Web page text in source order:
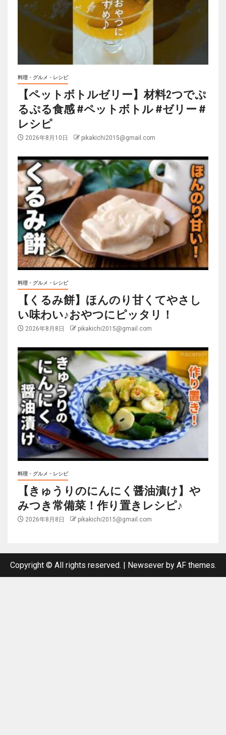
料理・グルメ・レシピ
【ペットボトルゼリー】材料2つでぷ
るぷる食感 #ペットボトル #ゼリー #
レシピ
2026年8月10日 pikakichi2015@gmail.com
料理・グルメ・レシピ
【くるみ餅】ほんのり甘くてやさし
い味わい♪おやつにピッタリ！
2026年8月8日 pikakichi2015@gmail.com
料理・グルメ・レシピ
【きゅうりのにんにく醤油漬け】や
みつき常備菜！作り置きレシピ♪
2026年8月8日 pikakichi2015@gmail.com
Copyright © All rights reserved. Newseverby AF themes.